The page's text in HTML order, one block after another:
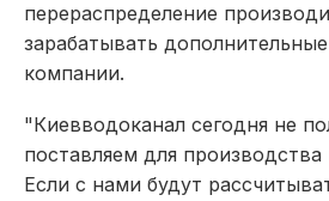
перераспределение
зарабатывать
компании.
"Киевводоканал сегодня не
поставляем для
Если с нами будут